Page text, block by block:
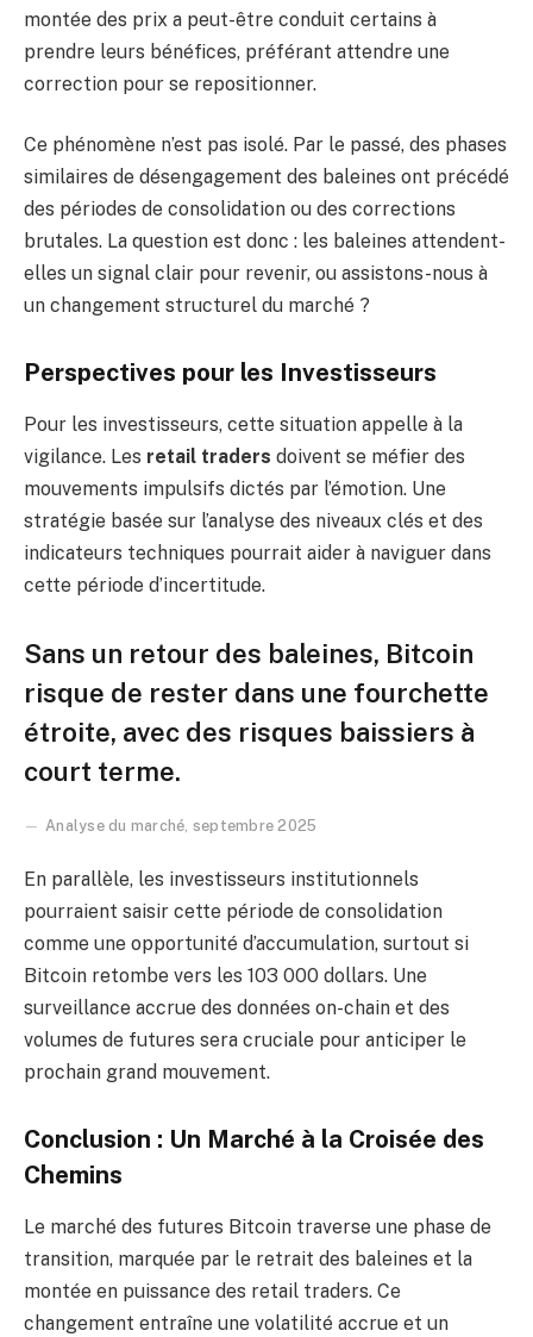
montée des prix a peut-être conduit certains à
prendre leurs bénéfices, préférant attendre une
correction pour se repositionner.
Ce phénomène n’est pas isolé. Par le passé, des phases
similaires de désengagement des baleines ont précédé
des périodes de consolidation ou des corrections
brutales. La question est donc : les baleines attendent-
elles un signal clair pour revenir, ou assistons-nous à
un changement structurel du marché ?
Perspectives pour les Investisseurs
Pour les investisseurs, cette situation appelle à la
vigilance. Les retail traders doivent se méfier des
mouvements impulsifs dictés par l’émotion. Une
stratégie basée sur l’analyse des niveaux clés et des
indicateurs techniques pourrait aider à naviguer dans
cette période d’incertitude.
Sans un retour des baleines, Bitcoin
risque de rester dans une fourchette
étroite, avec des risques baissiers à
court terme.
Analyse du marché, septembre 2025
En parallèle, les investisseurs institutionnels
pourraient saisir cette période de consolidation
comme une opportunité d’accumulation, surtout si
Bitcoin retombe vers les 103 000 dollars. Une
surveillance accrue des données on-chain et des
volumes de futures sera cruciale pour anticiper le
prochain grand mouvement.
Conclusion : Un Marché à la Croisée des
Chemins
Le marché des futures Bitcoin traverse une phase de
transition, marquée par le retrait des baleines et la
montée en puissance des retail traders. Ce
changement entraîne une volatilité accrue et un